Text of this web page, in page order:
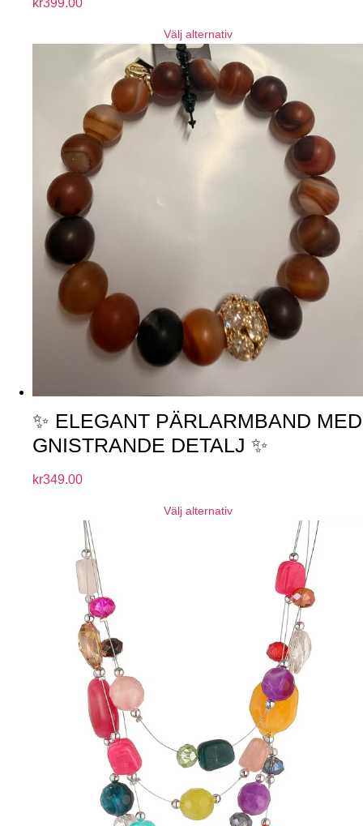
kr399.00
Välj alternativ
✨ ELEGANT PÄRLARMBAND MED
GNISTRANDE DETALJ ✨
kr349.00
Välj alternativ